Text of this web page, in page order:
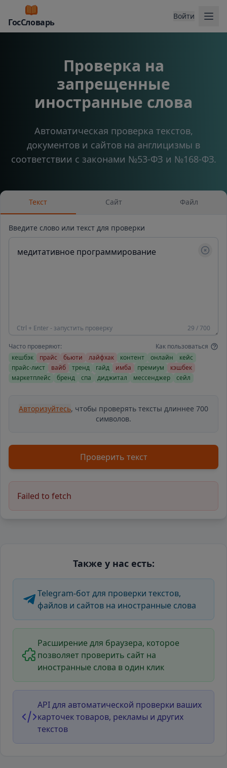
ГосСловарь
Войти
Проверка на
запрещенные
иностранные слова
Автоматическая проверка текстов,
документов и сайтов на англицизмы в
соответствии с законами №53-ФЗ и №168-ФЗ.
Текст Сайт Файл
Введите слово или текст для проверки
Ctrl + Enter - запустить проверку 29 / 700
Часто проверяют:
Как пользоваться
кешбэк
прайс бьюти лайфхак контент онлайн
кейс
прайс-лист
вайб тренд гайд имба премиум
кэшбек
маркетплейс
бренд спа диджитал мессенджер сейл
Авторизуйтесь, чтобы проверять тексты длиннее 700
символов.
Проверить текст
Failed to fetch
Также у нас есть:
Telegram-бот для проверки текстов,
файлов и сайтов на иностранные слова
Расширение для браузера, которое
позволяет проверить сайт на
иностранные слова в один клик
API для автоматической проверки ваших
карточек товаров, рекламы и других
текстов